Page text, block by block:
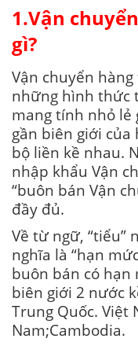
1.Vận
gì?
Vận chuyển
những hình thức
mang tính nhỏ lẻ
gần biên giới
bộ liền kề nhau.
nhập khẩu Vận
“buôn bán Vận
đầy đủ.
Về từ ngữ, “tiểu”
nghĩa là “hạn
buôn bán có hạn
biên giới 2 nước
Trung Quốc. Việt
Nam;Cambodia.